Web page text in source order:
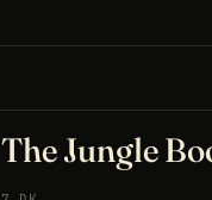
The Jungle